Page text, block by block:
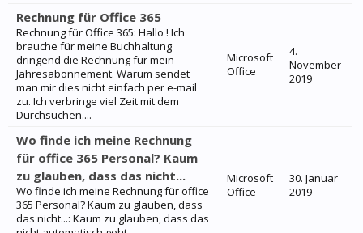
Rechnung für Office 365
Rechnung für Office 365: Hallo ! Ich
brauche für meine Buchhaltung
dringend die Rechnung für mein
Jahresabonnement. Warum sendet
man mir dies nicht einfach per e-mail
zu. Ich verbringe viel Zeit mit dem
Durchsuchen....
Microsoft
Office
4.
November
2019
Wo finde ich meine Rechnung
für office 365 Personal? Kaum
zu glauben, dass das nicht...
Wo finde ich meine Rechnung für office
365 Personal? Kaum zu glauben, dass
das nicht...: Kaum zu glauben, dass das
Microsoft
Office
30. Januar
2019